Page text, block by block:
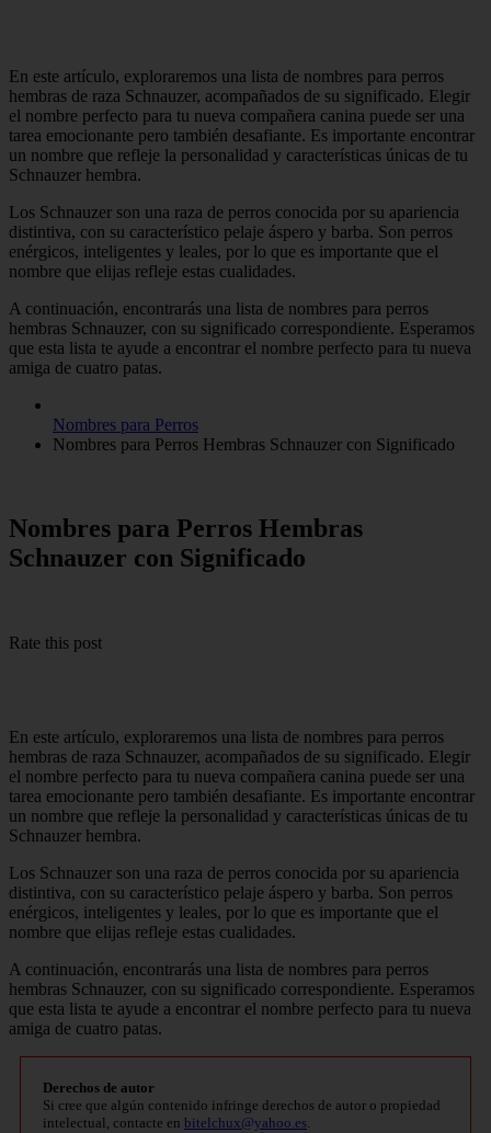
En este artículo, exploraremos una lista de nombres para perros
hembras de raza Schnauzer, acompañados de su significado. Elegir
el nombre perfecto para tu nueva compañera canina puede ser una
tarea emocionante pero también desafiante. Es importante encontrar
un nombre que refleje la personalidad y características únicas de tu
Schnauzer hembra.
Los Schnauzer son una raza de perros conocida por su apariencia
distintiva, con su característico pelaje áspero y barba. Son perros
enérgicos, inteligentes y leales, por lo que es importante que el
nombre que elijas refleje estas cualidades.
A continuación, encontrarás una lista de nombres para perros
hembras Schnauzer, con su significado correspondiente. Esperamos
que esta lista te ayude a encontrar el nombre perfecto para tu nueva
amiga de cuatro patas.
Nombres para Perros
Nombres para Perros Hembras Schnauzer con Significado
Nombres para Perros Hembras
Schnauzer con Significado
Rate this post
En este artículo, exploraremos una lista de nombres para perros
hembras de raza Schnauzer, acompañados de su significado. Elegir
el nombre perfecto para tu nueva compañera canina puede ser una
tarea emocionante pero también desafiante. Es importante encontrar
un nombre que refleje la personalidad y características únicas de tu
Schnauzer hembra.
Los Schnauzer son una raza de perros conocida por su apariencia
distintiva, con su característico pelaje áspero y barba. Son perros
enérgicos, inteligentes y leales, por lo que es importante que el
nombre que elijas refleje estas cualidades.
A continuación, encontrarás una lista de nombres para perros
hembras Schnauzer, con su significado correspondiente. Esperamos
que esta lista te ayude a encontrar el nombre perfecto para tu nueva
amiga de cuatro patas.
Derechos de autor
Si cree que algún contenido infringe derechos de autor o propiedad
intelectual, contacte en bitelchux@yahoo.es.